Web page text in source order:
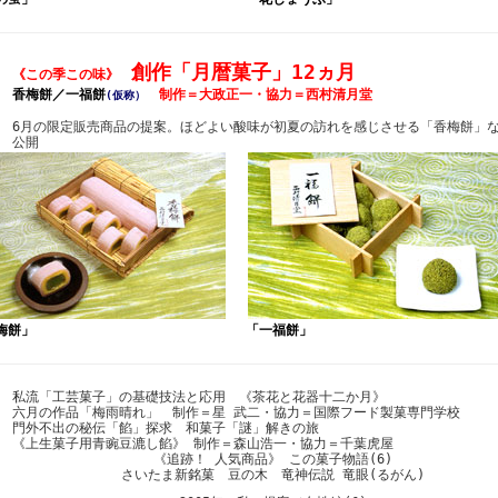
《この季この味》 創作「月暦菓子」12ヵ月
香梅餅／一福餅(仮称） 制作＝大政正一・協力＝西村清月堂
6月の限定販売商品の提案。ほどよい酸味が初夏の訪れを感じさせる「香梅餅」
公開
餅」 「一福餅」
私流「工芸菓子」の基礎技法と応用 《茶花と花器十二か月》
六月の作品「梅雨晴れ」 制作＝星 武二・協力＝国際フード製菓専門学校
門外不出の秘伝「餡」探求 和菓子「謎」解きの旅
《上生菓子用青豌豆漉し餡》 制作＝森山浩一・協力＝千葉虎屋
《追跡！ 人気商品》 この菓子物語(6)
さいたま新銘菓 豆の木 竜神伝説 竜眼(るがん)